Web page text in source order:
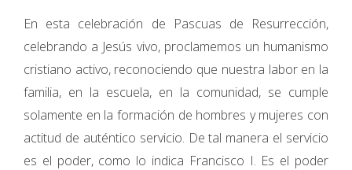
En esta celebración de Pascuas de Resurrección,
celebrando a Jesús vivo, proclamemos un humanismo
cristiano activo, reconociendo que nuestra labor en la
familia, en la escuela, en la comunidad, se cumple
solamente en la formación de hombres y mujeres con
actitud de auténtico servicio. De tal manera el servicio
es el poder, como lo indica Francisco I. Es el poder